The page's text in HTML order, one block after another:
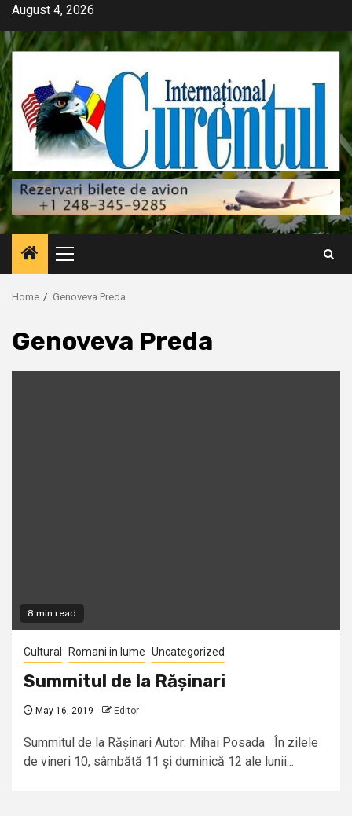
Skip
content
August 4, 2026
Primary
Menu
Home Genoveva Preda
Genoveva Preda
8 min read
Cultural Romani in lume Uncategorized
Summitul de la Rășinari
May 16, 2019 Editor
Summitul de la Rășinari Autor: Mihai Posada În zilele
de vineri 10, sâmbătă 11 și duminică 12 ale lunii...